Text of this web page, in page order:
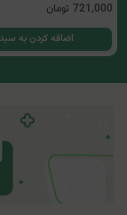
721,000 تومان
اضافه کردن به